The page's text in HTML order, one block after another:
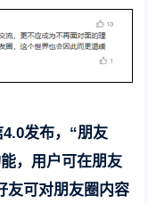
发布，“朋友
，用户可在朋友
友可对朋友圈内容